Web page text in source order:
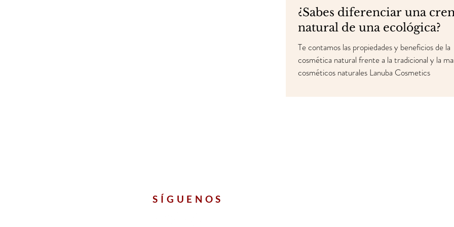
¿Sabes diferenciar una
natural de una ecológica?
Te contamos las propiedades y beneficios de la
cosmética natural frente a la tradicional y la
cosméticos naturales Lanuba Cosmetics
SÍGUENOS